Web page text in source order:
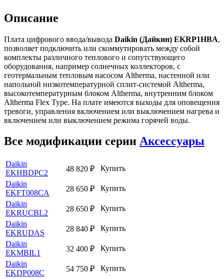
Описание
Плата цифрового ввода/вывода Daikin (Дайкин) EKRP1HBA,
позволяет подключить или скоммутировать между собой
комплекты различного теплового и сопутствующего
оборудования, например солнечных коллекторов, с
геотермальным тепловым насосом Altherma, настенной или
напольной низкотемпературной сплит-системой Altherma,
высокотемпературным блоком Altherma, внутренним блоком
Altherma Flex Type. На плате имеются выходы для оповещения
тревоги, управления включением или выключением нагрева и
включением или выключением режима горячей воды.
Все модификации серии Аксессуары
Daikin
EKHBDPC2
48 820 ₽
Купить
Daikin
EKFT008CA
28 650 ₽
Купить
Daikin
EKRUCBL2
28 650 ₽
Купить
Daikin
EKRUDAS
28 840 ₽
Купить
Daikin
EKMBIL1
32 400 ₽
Купить
Daikin
EKDP008C
54 750 ₽
Купить